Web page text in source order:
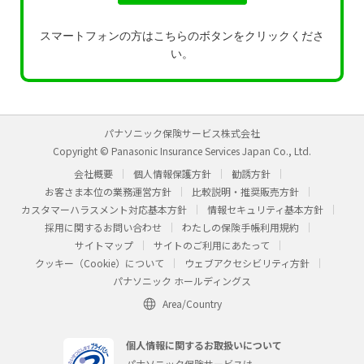
スマートフォンの方はこちらのボタンをクリックくださ
い。
パナソニック保険サービス株式会社
Copyright © Panasonic Insurance Services Japan Co., Ltd.
会社概要
個人情報保護方針
勧誘方針
お客さま本位の業務運営方針
比較説明・推奨販売方針
カスタマーハラスメント対応基本方針
情報セキュリティ基本方針
採用に関するお問い合わせ
わたしの保険手帳利用規約
サイトマップ
サイトのご利用にあたって
クッキー（Cookie）について
ウェブアクセシビリティ方針
パナソニック ホールディングス
Area/Country
個人情報に関するお取扱いについて